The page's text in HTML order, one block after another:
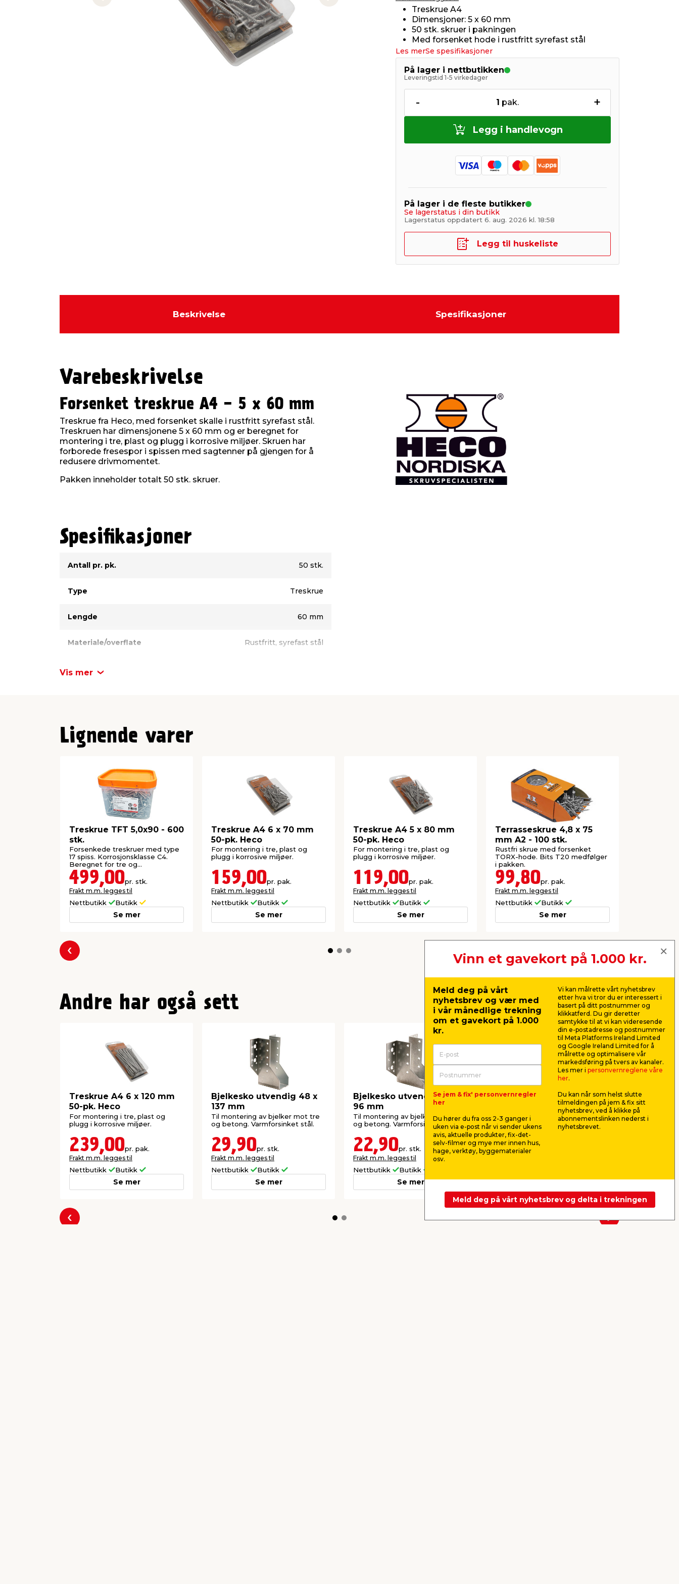
Previous slide Next slide
Treskrue A4
Dimensjoner: 5 x 60 mm
50 stk. skruer i pakningen
Med forsenket hode i rustfritt syrefast stål
Les merSe spesifikasjoner
På lager i nettbutikken
Leveringstid 1-5 virkedager
- 1 pak. +
Legg i handlevogn
På lager i de fleste butikker
Se lagerstatus i din butikk
Lagerstatus oppdatert 6. aug. 2026 kl. 18:58
Legg til huskeliste
Beskrivelse Spesifikasjoner
Varebeskrivelse
Forsenket treskrue A4 - 5 x 60 mm
Treskrue fra Heco, med forsenket skalle i rustfritt syrefast stål.
Treskruen har dimensjonene 5 x 60 mm og er beregnet for
montering i tre, plast og plugg i korrosive miljøer. Skruen har
forborede fresespor i spissen med sagtenner på gjengen for å
redusere drivmomentet.
Pakken inneholder totalt 50 stk. skruer.
Spesifikasjoner
Antall pr. pk.
50 stk.
Type Treskrue
Lengde 60 mm
Materiale/overflate Rustfritt, syrefast stål
Diameter
Vis mer
Lignende varer
Treskrue TFT 5,0x90 - 600
stk.
Forsenkede treskruer med type
17 spiss. Korrosjonsklasse C4.
Beregnet for tre og
plastmaterialer.
499,00pr. stk.
Frakt m.m. legges til
Nettbutikk Butikk
Se mer
Treskrue A4 6 x 70 mm
50-pk. Heco
For montering i tre, plast og
plugg i korrosive miljøer.
159,00pr. pak.
Frakt m.m. legges til
Nettbutikk Butikk
Se mer
Treskrue A4 5 x 80 mm
50-pk. Heco
For montering i tre, plast og
plugg i korrosive miljøer.
119,00pr. pak.
Frakt m.m. legges til
Nettbutikk Butikk
Se mer
Terrasseskrue 4,8 x 75
mm A2 - 100 stk.
Rustfri skrue med forsenket
TORX-hode. Bits T20 medfølger
i pakken.
99,80pr. pak.
Frakt m.m. legges til
Nettbutikk Butikk
Se mer
Forrige Neste
Andre har også sett
Treskrue A4 6 x 120 mm
50-pk. Heco
For montering i tre, plast og
plugg i korrosive miljøer.
239,00pr. pak.
Frakt m.m. legges til
Nettbutikk Butikk
Se mer
Bjelkesko utvendig 48 x
137 mm
Til montering av bjelker mot tre
og betong. Varmforsinket stål.
29,90pr. stk.
Frakt m.m. legges til
Nettbutikk Butikk
Se mer
Bjelkesko utvendig 48 x
96 mm
Til montering av bjelker mot tre
og betong. Varmforsinket stål.
22,90pr. stk.
Frakt m.m. legges til
Nettbutikk Butikk
Se mer
Treskrue TFX 5 x 60 mm
Forsenkede treskruer med
korrosjonsklasse C1. Beregnet for
tre og plastmaterialer.
39,90
Se mer
x 2,5 mm
Forrige Neste
Vinn et gavekort på 1.000 kr.
Meld deg på vårt
nyhetsbrev og vær med
i vår månedlige trekning
om et gavekort på 1.000
kr.
Se jem & fix' personvernregler
her
Du hører du fra oss 2-3 ganger i
uken via e-post når vi sender ukens
avis, aktuelle produkter, fix-det-
selv-filmer og mye mer innen hus,
hage, verktøy, byggematerialer
osv.
Vi kan målrette vårt nyhetsbrev
etter hva vi tror du er interessert i
basert på ditt postnummer og
klikkatferd. Du gir deretter
samtykke til at vi kan videresende
din e-postadresse og postnummer
til Meta Platforms Ireland Limited
og Google Ireland Limited for å
målrette og optimalisere vår
markedsføring på tvers av kanaler.
Les mer i personvernreglene våre
her.
Du kan når som helst slutte
tilmeldingen på jem & fix sitt
nyhetsbrev, ved å klikke på
abonnementslinken nederst i
nyhetsbrevet.
Meld deg på vårt nyhetsbrev og delta i trekningen